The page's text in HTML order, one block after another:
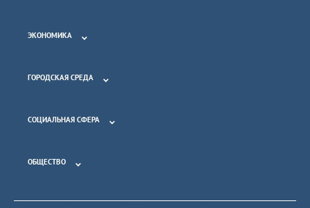
ЭКОНОМИКА
ГОРОДСКАЯ СРЕДА
СОЦИАЛЬНАЯ СФЕРА
ОБЩЕСТВО